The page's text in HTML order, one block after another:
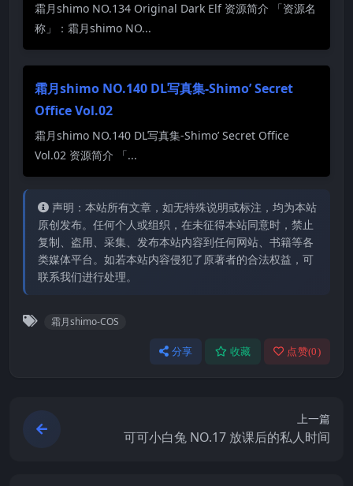
霜月shimo NO.134 Original Dark Elf 资源简介 「资源名
称」：霜月shimo NO...
霜月shimo NO.140 DL写真集-Shimo’ Secret
Office Vol.02
霜月shimo NO.140 DL写真集-Shimo’ Secret Office
Vol.02 资源简介 「...
声明：本站所有文章，如无特殊说明或标注，均为本站
原创发布。任何个人或组织，在未征得本站同意时，禁止
复制、盗用、采集、发布本站内容到任何网站、书籍等各
类媒体平台。如若本站内容侵犯了原著者的合法权益，可
联系我们进行处理。
霜月shimo-COS
分享 收藏 点赞(0)
上一篇
可可小白兔 NO.17 放课后的私人时间